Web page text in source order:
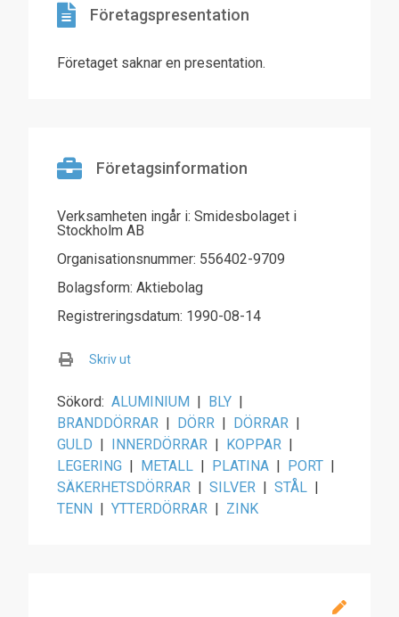
Företagspresentation
Företaget saknar en presentation.
Företagsinformation
Verksamheten ingår i: Smidesbolaget i
Stockholm AB
Organisationsnummer: 556402-9709
Bolagsform: Aktiebolag
Registreringsdatum: 1990-08-14
Skriv ut
Sökord: ALUMINIUM | BLY |
BRANDDÖRRAR | DÖRR | DÖRRAR |
GULD | INNERDÖRRAR | KOPPAR |
LEGERING | METALL | PLATINA | PORT |
SÄKERHETSDÖRRAR | SILVER | STÅL |
TENN | YTTERDÖRRAR | ZINK